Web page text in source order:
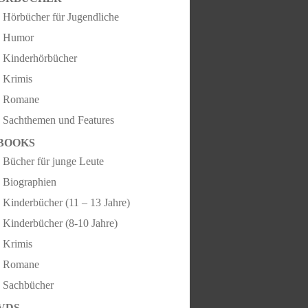
Hörbücher für Jugendliche
Humor
Kinderhörbücher
Krimis
Romane
Sachthemen und Features
Bücher für junge Leute
Biographien
Kinderbücher (11 – 13 Jahre)
Kinderbücher (8-10 Jahre)
Krimis
Romane
Sachbücher